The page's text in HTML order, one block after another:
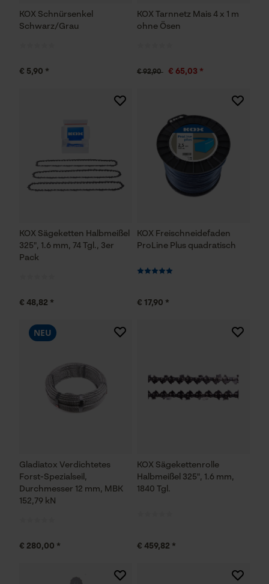
KOX Schnürsenkel
Schwarz/Grau
€ 5,90 *
KOX Tarnnetz Mais 4 x 1 m
ohne Ösen
€ 92,90 € 65,03 *
KOX Sägeketten Halbmeißel
325", 1.6 mm, 74 Tgl., 3er
Pack
€ 48,82 *
KOX Freischneidefaden
ProLine Plus quadratisch
€ 17,90 *
Gladiatox Verdichtetes
Forst-Spezialseil,
Durchmesser 12 mm, MBK
152,79 kN
NEU
€ 280,00 *
KOX Sägekettenrolle
Halbmeißel 325", 1.6 mm,
1840 Tgl.
€ 459,82 *